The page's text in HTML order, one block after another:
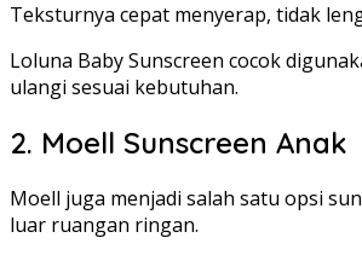
Teksturnya cepat menyerap, tidak
Loluna Baby Sunscreen cocok
ulangi sesuai kebutuhan.
2. Moell Sunscreen Anak
Moell juga menjadi salah satu opsi
luar ruangan ringan.